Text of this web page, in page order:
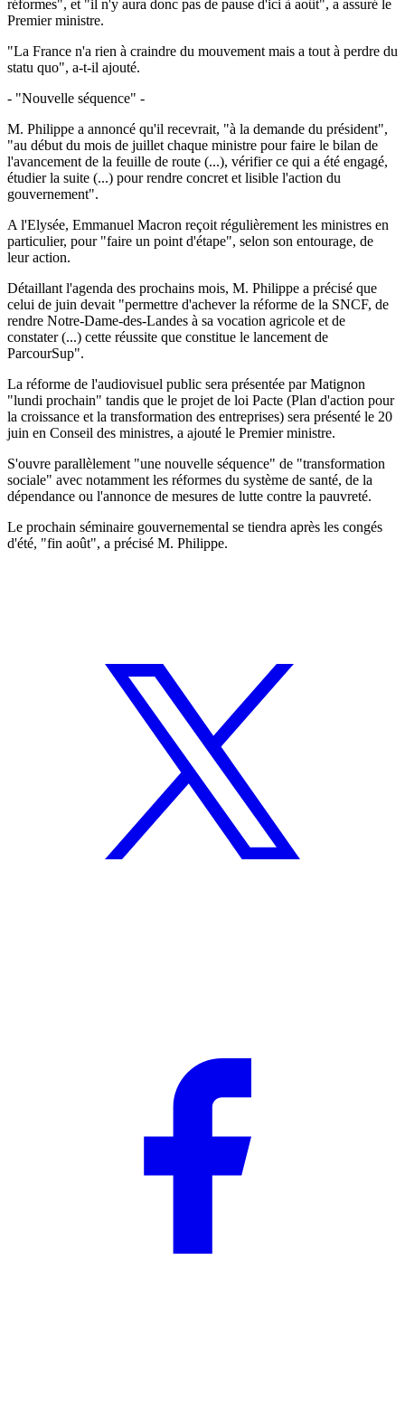
réformes", et "il n'y aura donc pas de pause d'ici à août", a assuré le
Premier ministre.
"La France n'a rien à craindre du mouvement mais a tout à perdre du
statu quo", a-t-il ajouté.
- "Nouvelle séquence" -
M. Philippe a annoncé qu'il recevrait, "à la demande du président",
"au début du mois de juillet chaque ministre pour faire le bilan de
l'avancement de la feuille de route (...), vérifier ce qui a été engagé,
étudier la suite (...) pour rendre concret et lisible l'action du
gouvernement".
A l'Elysée, Emmanuel Macron reçoit régulièrement les ministres en
particulier, pour "faire un point d'étape", selon son entourage, de
leur action.
Détaillant l'agenda des prochains mois, M. Philippe a précisé que
celui de juin devait "permettre d'achever la réforme de la SNCF, de
rendre Notre-Dame-des-Landes à sa vocation agricole et de
constater (...) cette réussite que constitue le lancement de
ParcourSup".
La réforme de l'audiovisuel public sera présentée par Matignon
"lundi prochain" tandis que le projet de loi Pacte (Plan d'action pour
la croissance et la transformation des entreprises) sera présenté le 20
juin en Conseil des ministres, a ajouté le Premier ministre.
S'ouvre parallèlement "une nouvelle séquence" de "transformation
sociale" avec notamment les réformes du système de santé, de la
dépendance ou l'annonce de mesures de lutte contre la pauvreté.
Le prochain séminaire gouvernemental se tiendra après les congés
d'été, "fin août", a précisé M. Philippe.